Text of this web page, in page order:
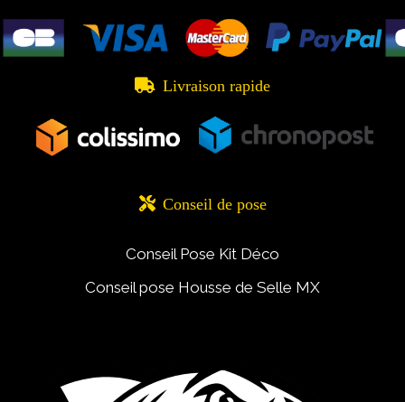
 Livraison rapide
 Conseil de pose
Conseil Pose Kit Déco
Conseil pose Housse de Selle MX